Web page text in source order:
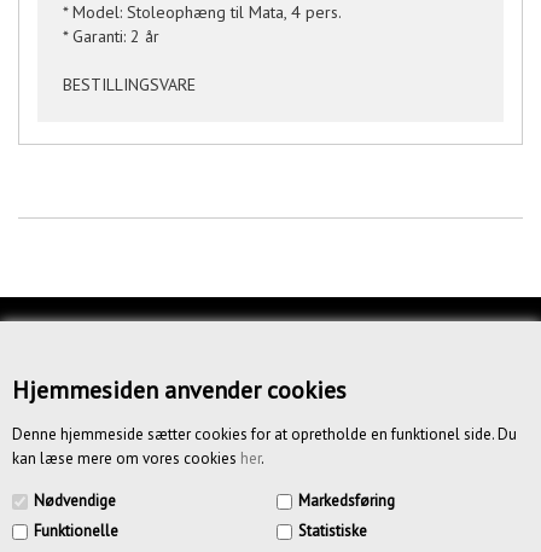
Hjemmesiden anvender cookies
Denne hjemmeside sætter cookies for at opretholde en funktionel side. Du
kan læse mere om vores cookies her.
Nødvendige
Markedsføring
Funktionelle
Statistiske
* Model: Stoleophæng til Mata, 4 pers.
* Garanti: 2 år
BESTILLINGSVARE
OM OS
BETINGELSER